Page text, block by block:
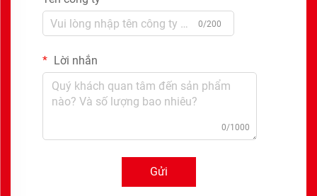
0/200
Lời nhắn
0/1000
Gửi